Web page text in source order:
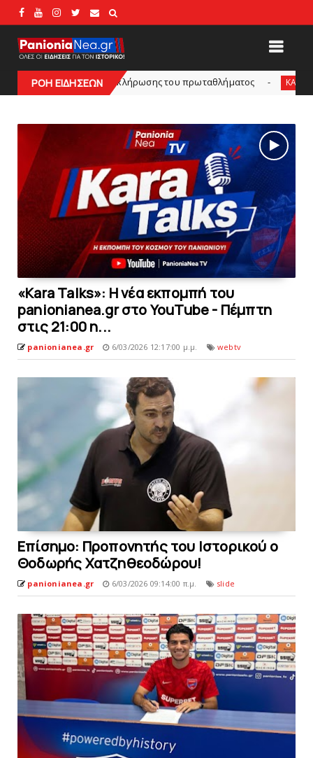
ΡΟΗ ΕΙΔΗΣΕΩΝ
τόπος της κλήρωσης του πρωταθλήματος KARA TALKS Δείτε
«Kara Talks»: Η νέα εκπομπή του
panionianea.gr στο YouTube - Πέμπτη
στις 21:00 η...
panionianea.gr 6/03/2026 12:17:00 μ.μ. webtv
Eπίσημο: Προπονητής του Ιστορικού o
Θοδωρής Xατζηθεοδώρου!
panionianea.gr 6/03/2026 09:14:00 π.μ. slide